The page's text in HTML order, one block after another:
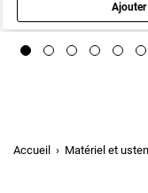
Ajouter
Accueil Matériel et